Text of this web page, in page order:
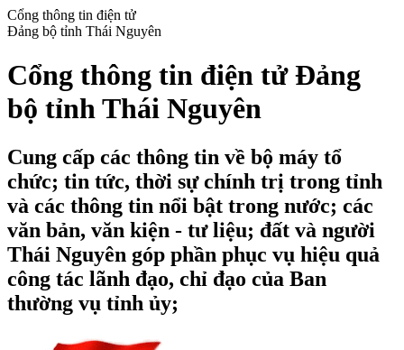
Cổng thông tin điện tử
Đảng bộ tỉnh Thái Nguyên
Cổng thông tin điện tử Đảng
bộ tỉnh Thái Nguyên
Cung cấp các thông tin về bộ máy tổ
chức; tin tức, thời sự chính trị trong tỉnh
và các thông tin nổi bật trong nước; các
văn bản, văn kiện - tư liệu; đất và người
Thái Nguyên góp phần phục vụ hiệu quả
công tác lãnh đạo, chỉ đạo của Ban
thường vụ tỉnh ủy;